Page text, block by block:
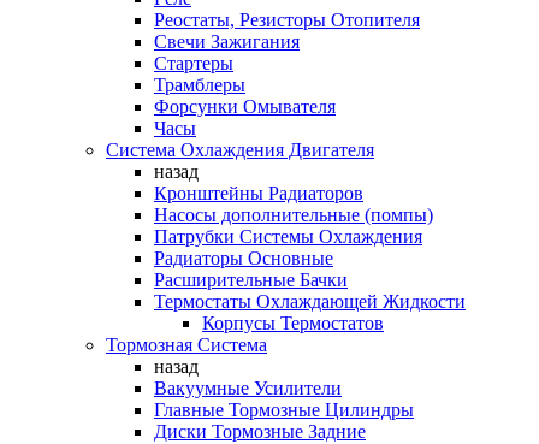
Реостаты, Резисторы Отопителя
Свечи Зажигания
Стартеры
Трамблеры
Форсунки Омывателя
Часы
Система Охлаждения Двигателя
назад
Кронштейны Радиаторов
Насосы дополнительные (помпы)
Патрубки Системы Охлаждения
Радиаторы Основные
Расширительные Бачки
Термостаты Охлаждающей Жидкости
Корпусы Термостатов
Тормозная Система
назад
Вакуумные Усилители
Главные Тормозные Цилиндры
Диски Тормозные Задние